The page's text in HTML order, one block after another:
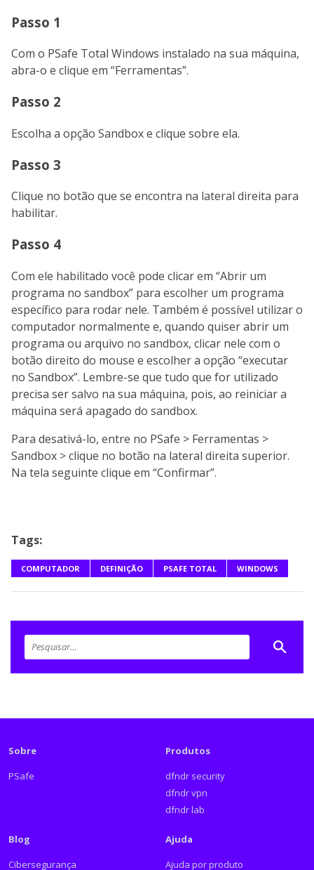
Passo 1
Com o PSafe Total Windows instalado na sua máquina,
abra-o e clique em “Ferramentas”.
Passo 2
Escolha a opção Sandbox e clique sobre ela.
Passo 3
Clique no botão que se encontra na lateral direita para
habilitar.
Passo 4
Com ele habilitado você pode clicar em “Abrir um
programa no sandbox” para escolher um programa
específico para rodar nele. Também é possível utilizar o
computador normalmente e, quando quiser abrir um
programa ou arquivo no sandbox, clicar nele com o
botão direito do mouse e escolher a opção “executar
no Sandbox”. Lembre-se que tudo que for utilizado
precisa ser salvo na sua máquina, pois, ao reiniciar a
máquina será apagado do sandbox.
Para desativá-lo, entre no PSafe > Ferramentas >
Sandbox > clique no botão na lateral direita superior.
Na tela seguinte clique em “Confirmar”.
Tags:
COMPUTADOR DEFINIÇÃO PSAFE TOTAL WINDOWS
Sobre
PSafe
Produtos
dfndr security
dfndr vpn
dfndr lab
Blog
Cibersegurança
Ajuda
Ajuda por produto